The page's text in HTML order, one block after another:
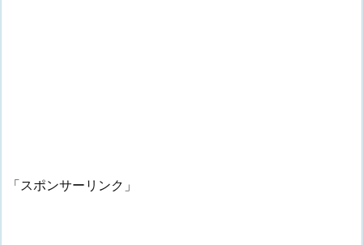
「スポンサーリンク」